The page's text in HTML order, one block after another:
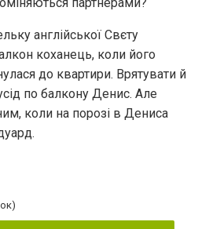
англійської Свєту
коханець, коли його
до квартири. Врятувати й
по балкону Денис. Але
коли на порозі в Дениса